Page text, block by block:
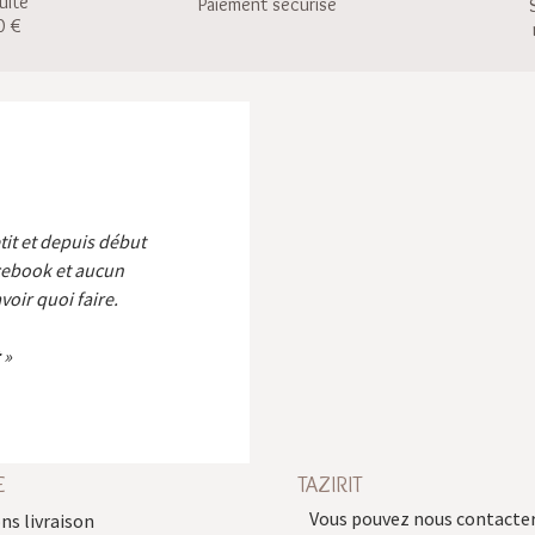
€
et depuis début
et aucun
quoi faire.
livraison
TAZIRIT
Vous pouvez nous